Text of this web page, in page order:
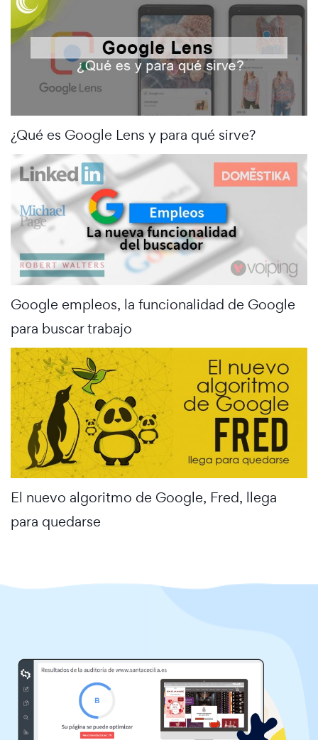
¿Qué es Google Lens y para qué sirve?
Google empleos, la funcionalidad de Google
para buscar trabajo
El nuevo algoritmo de Google, Fred, llega
para quedarse